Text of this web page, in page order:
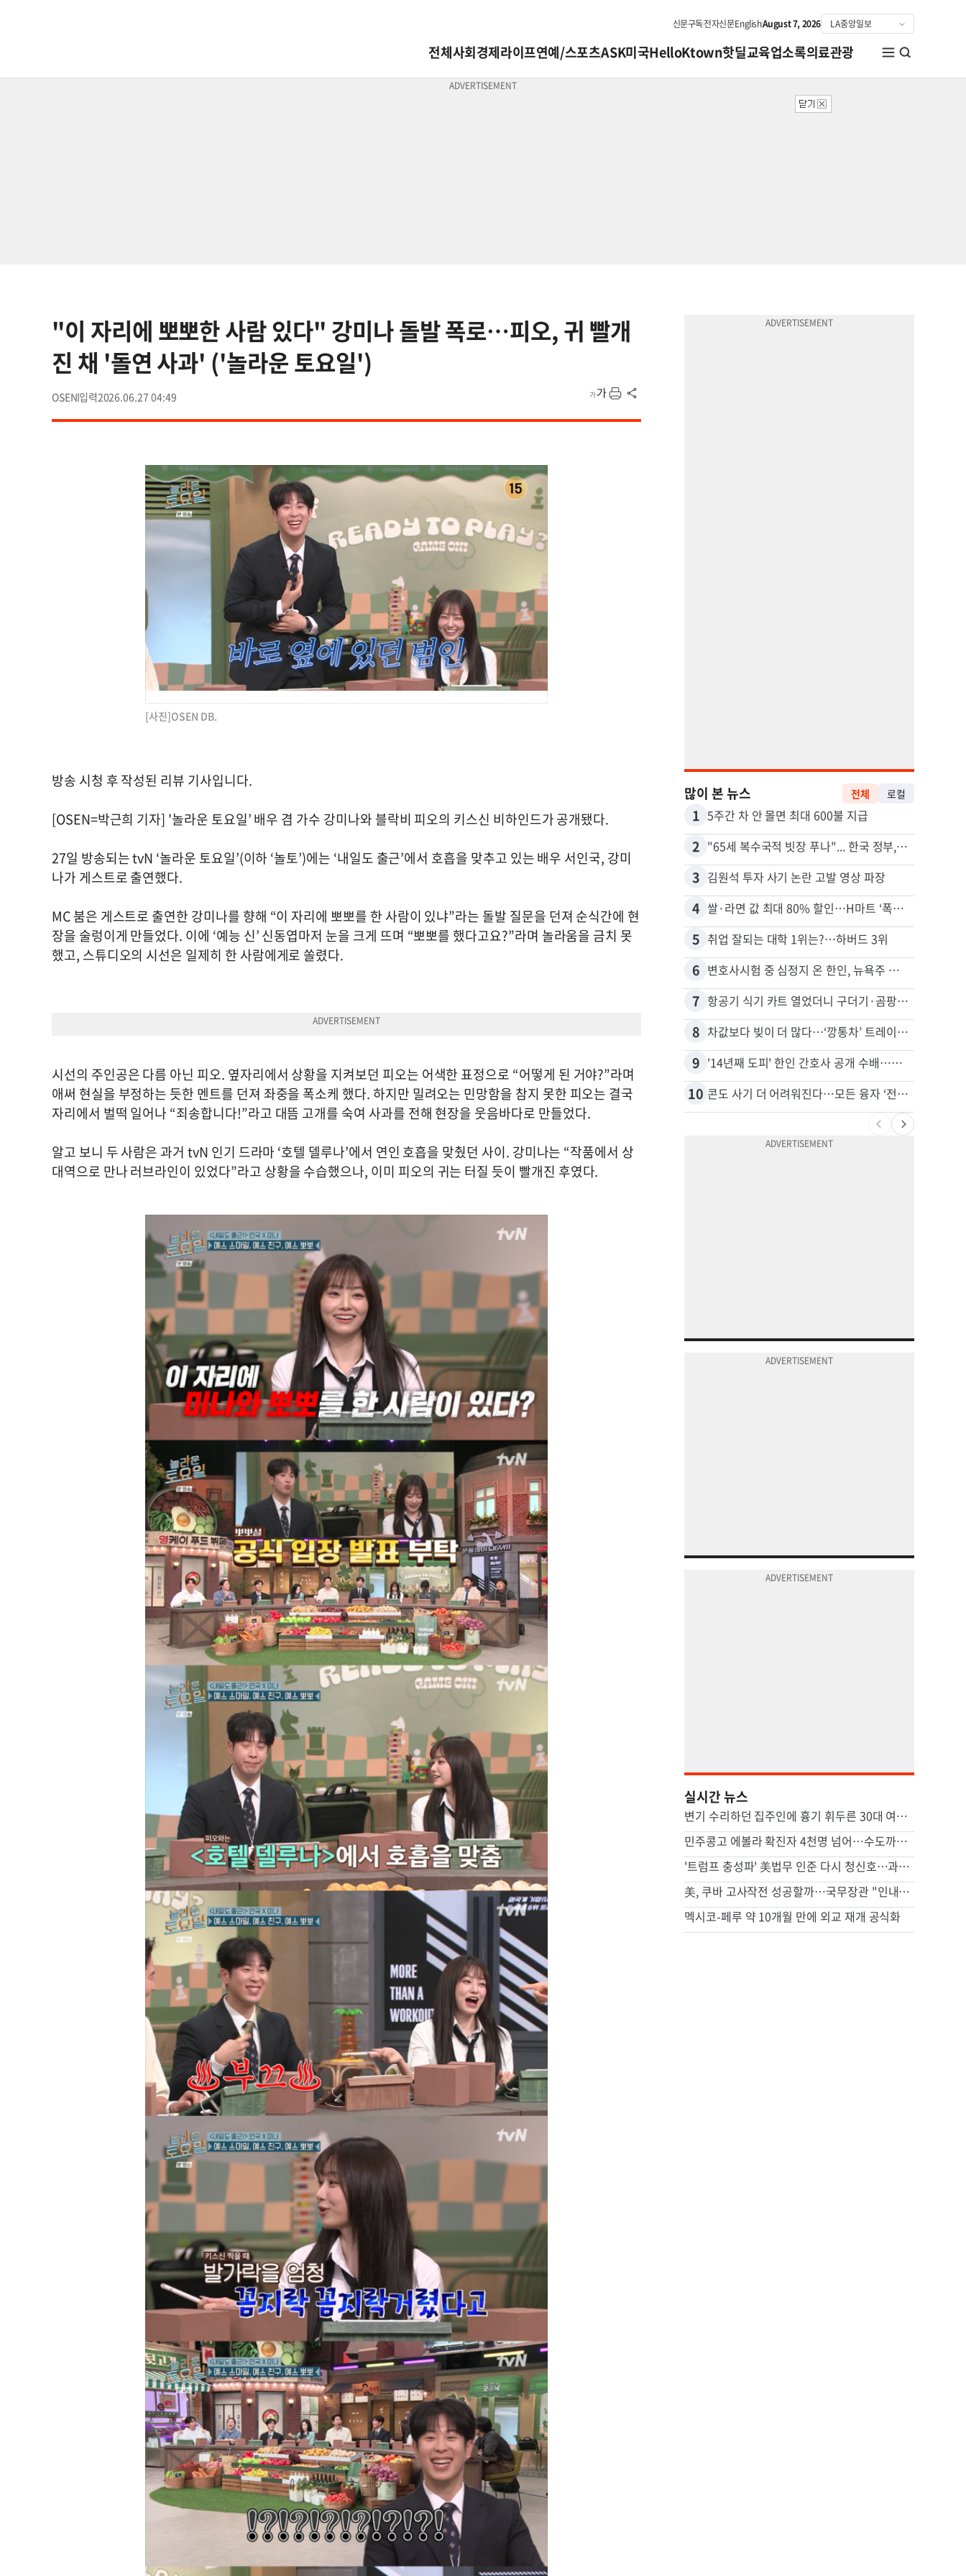
신문구독전자신문EnglishAugust 7, 2026
전체사회경제라이프연예/스포츠ASK미국HelloKtown핫딜교육업소록의료관광
"이 자리에 뽀뽀한 사람 있다" 강미나 돌발 폭로…피오, 귀 빨개
진 채 '돌연 사과' ('놀라운 토요일')
OSEN 2026.06.27 04:49
[사진]OSEN DB.
방송 시청 후 작성된 리뷰 기사입니다.
[OSEN=박근희 기자] '놀라운 토요일’ 배우 겸 가수 강미나와 블락비 피오의 키스신 비하인드가 공개됐다.
27일 방송되는 tvN ‘놀라운 토요일’(이하 ‘놀토’)에는 ‘내일도 출근’에서 호흡을 맞추고 있는 배우 서인국, 강미
나가 게스트로 출연했다.
MC 붐은 게스트로 출연한 강미나를 향해 “이 자리에 뽀뽀를 한 사람이 있냐”라는 돌발 질문을 던져 순식간에 현
장을 술렁이게 만들었다. 이에 ‘예능 신’ 신동엽마저 눈을 크게 뜨며 “뽀뽀를 했다고요?”라며 놀라움을 금치 못
했고, 스튜디오의 시선은 일제히 한 사람에게로 쏠렸다.
시선의 주인공은 다름 아닌 피오. 옆자리에서 상황을 지켜보던 피오는 어색한 표정으로 “어떻게 된 거야?”라며
애써 현실을 부정하는 듯한 멘트를 던져 좌중을 폭소케 했다. 하지만 밀려오는 민망함을 참지 못한 피오는 결국
자리에서 벌떡 일어나 “죄송합니다!”라고 대뜸 고개를 숙여 사과를 전해 현장을 웃음바다로 만들었다.
알고 보니 두 사람은 과거 tvN 인기 드라마 ‘호텔 델루나’에서 연인 호흡을 맞췄던 사이. 강미나는 “작품에서 상
대역으로 만나 러브라인이 있었다”라고 상황을 수습했으나, 이미 피오의 귀는 터질 듯이 빨개진 후였다.
많이 본 뉴스 전체 로컬
1 5주간 차 안 몰면 최대 600불 지급
2 "65세 복수국적 빗장 푸나"... 한국 정부, 연령 완화 전면 추진
3 김원석 투자 사기 논란 고발 영상 파장
4 쌀·라면 값 최대 80% 할인…H마트 ‘폭탄 세일’
5 취업 잘되는 대학 1위는?…하버드 3위
6 변호사시험 중 심정지 온 한인, 뉴욕주 제소
7 항공기 식기 카트 열었더니 구더기·곰팡이…LAX 기내식 업체 논란
8 차값보다 빚이 더 많다…‘깡통차’ 트레이드인 급증
9 '14년째 도피' 한인 간호사 공개 수배…메디케어 사기 유죄
10 콘도 사기 더 어려워진다…모든 융자 ‘전체 심사’
실시간 뉴스
변기 수리하던 집주인에 흉기 휘두른 30대 여성 세입자 체포
민주콩고 에볼라 확진자 4천명 넘어…수도까지 번질라 비상
'트럼프 충성파' 美법무 인준 다시 청신호…과반 찬성표 확보(종합)
美, 쿠바 고사작전 성공할까…국무장관 "인내와 끈기로 옥죌 것"
멕시코-페루 약 10개월 만에 외교 재개 공식화